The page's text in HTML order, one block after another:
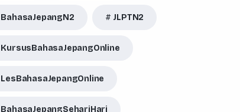
BahasaJepangN2 JLPTN2
KursusBahasaJepangOnline
LesBahasaJepangOnline
BahasaJepangSehariHari